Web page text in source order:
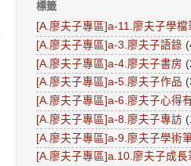
標籤
[A.廖夫子專區]a-11.廖夫子學檔
[A.廖夫子專區]a-3.廖夫子語錄
[A.廖夫子專區]a-4.廖夫子書房
[A.廖夫子專區]a-5.廖夫子作品
[A.廖夫子專區]a-6.廖夫子心得
[A.廖夫子專區]a-8.廖夫子專訪
[A.廖夫子專區]a-9.廖夫子學術
[A.廖夫子專區]a.10.廖夫子成長